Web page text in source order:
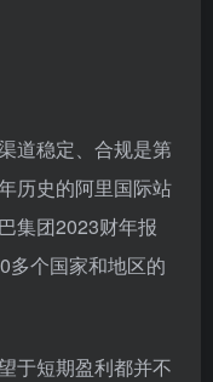
道稳定、合规是第
历史的阿里国际站
集团2023财年报
多个国家和地区的
于短期盈利都并不